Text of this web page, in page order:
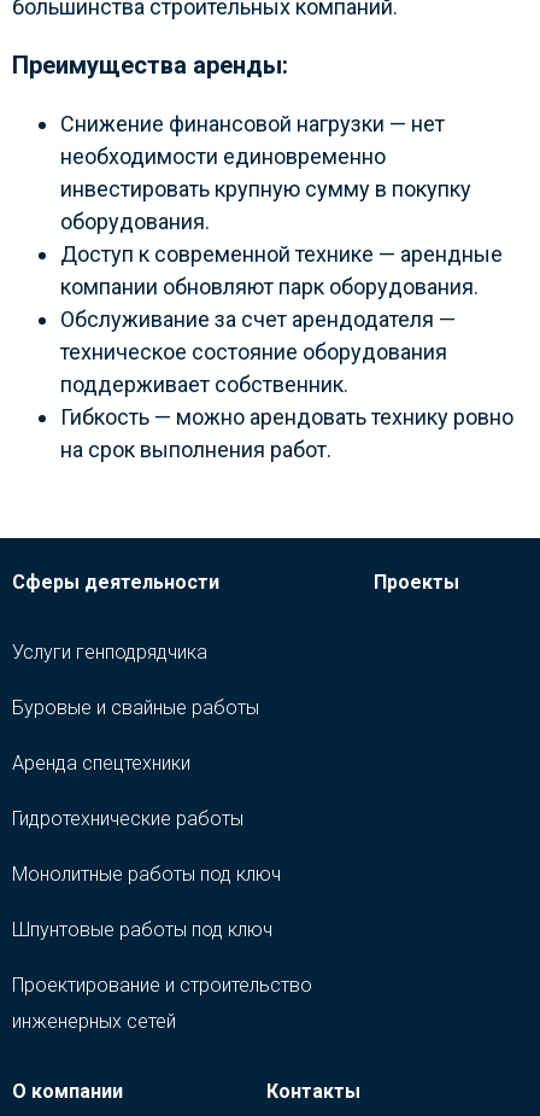
большинства строительных компаний.
Преимущества аренды:
Снижение финансовой нагрузки — нет
необходимости единовременно
инвестировать крупную сумму в покупку
оборудования.
Доступ к современной технике — арендные
компании обновляют парк оборудования.
Обслуживание за счет арендодателя —
техническое состояние оборудования
поддерживает собственник.
Гибкость — можно арендовать технику ровно
на срок выполнения работ.
Сферы деятельности
Услуги генподрядчика
Буровые и свайные работы
Аренда спецтехники
Гидротехнические работы
Монолитные работы под ключ
Шпунтовые работы под ключ
Проектирование и строительство
инженерных сетей
Проекты
О компании Контакты